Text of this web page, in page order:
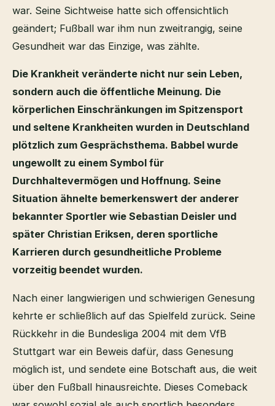
war. Seine Sichtweise hatte sich offensichtlich
geändert; Fußball war ihm nun zweitrangig, seine
Gesundheit war das Einzige, was zählte.
Die Krankheit veränderte nicht nur sein Leben,
sondern auch die öffentliche Meinung. Die
körperlichen Einschränkungen im Spitzensport
und seltene Krankheiten wurden in Deutschland
plötzlich zum Gesprächsthema. Babbel wurde
ungewollt zu einem Symbol für
Durchhaltevermögen und Hoffnung. Seine
Situation ähnelte bemerkenswert der anderer
bekannter Sportler wie Sebastian Deisler und
später Christian Eriksen, deren sportliche
Karrieren durch gesundheitliche Probleme
vorzeitig beendet wurden.
Nach einer langwierigen und schwierigen Genesung
kehrte er schließlich auf das Spielfeld zurück. Seine
Rückkehr in die Bundesliga 2004 mit dem VfB
Stuttgart war ein Beweis dafür, dass Genesung
möglich ist, und sendete eine Botschaft aus, die weit
über den Fußball hinausreichte. Dieses Comeback